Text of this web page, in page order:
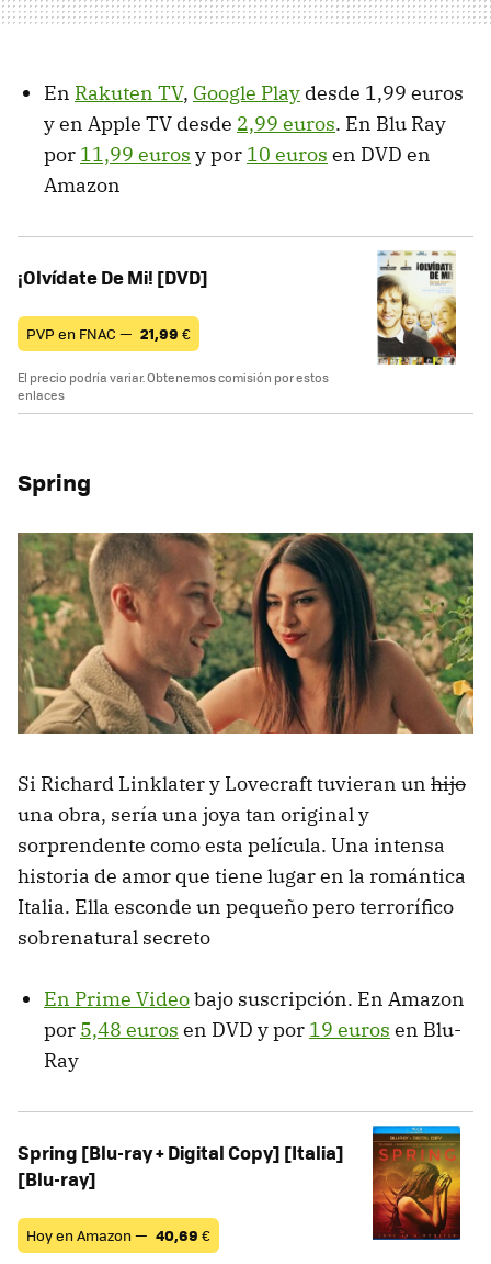
En Rakuten TV, Google Play desde 1,99 euros
y en Apple TV desde 2,99 euros. En Blu Ray
por 11,99 euros y por 10 euros en DVD en
Amazon
¡Olvídate De Mi! [DVD]
PVP en FNAC — 21,99 €
El precio podría variar. Obtenemos comisión por estos
enlaces
Spring
Si Richard Linklater y Lovecraft tuvieran un hijo
una obra, sería una joya tan original y
sorprendente como esta película. Una intensa
historia de amor que tiene lugar en la romántica
Italia. Ella esconde un pequeño pero terrorífico
sobrenatural secreto
En Prime Videobajo suscripción. En Amazon
por 5,48 euros en DVD y por 19 euros en Blu-
Ray
Spring [Blu-ray + Digital Copy] [Italia]
[Blu-ray]
Hoy en Amazon — 40,69 €